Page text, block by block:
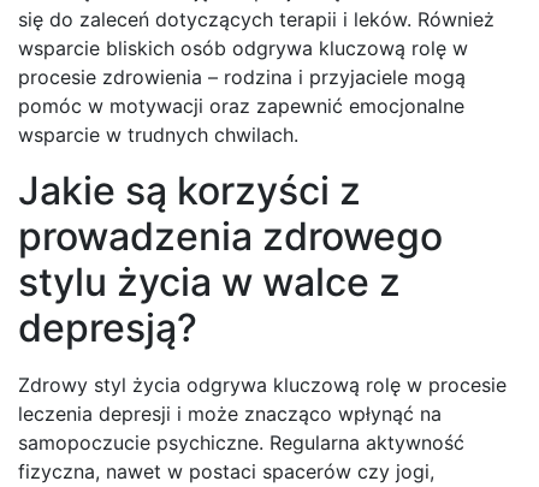
się do zaleceń dotyczących terapii i leków. Również
wsparcie bliskich osób odgrywa kluczową rolę w
procesie zdrowienia – rodzina i przyjaciele mogą
pomóc w motywacji oraz zapewnić emocjonalne
wsparcie w trudnych chwilach.
Jakie są korzyści z
prowadzenia zdrowego
stylu życia w walce z
depresją?
Zdrowy styl życia odgrywa kluczową rolę w procesie
leczenia depresji i może znacząco wpłynąć na
samopoczucie psychiczne. Regularna aktywność
fizyczna, nawet w postaci spacerów czy jogi,